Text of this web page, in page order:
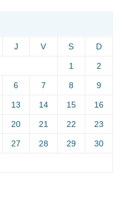
J V S D
1 2
6 7 8 9
13 14 15 16
20 21 22 23
27 28 29 30